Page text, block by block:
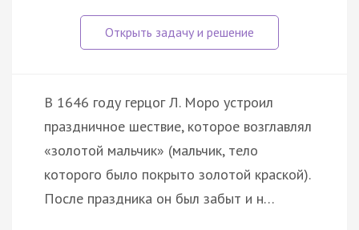
В 1646 году герцог Л. Моро устроил
праздничное шествие, которое возглавлял
«золотой мальчик» (мальчик, тело
которого было покрыто золотой краской).
После праздника он был забыт и н…